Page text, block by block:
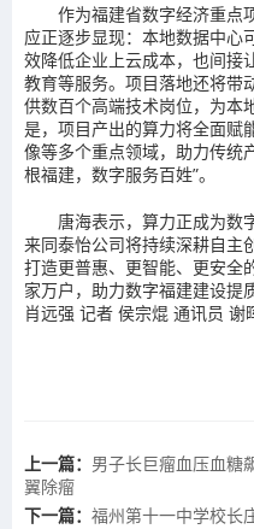
作为福建省数字经济重点
应正逐步显现：本地数据中心
效降低企业上云成本，也间接
教育等服务。项目落地还将带
供数百个高端技术岗位，为本
是，项目产出的算力将全面赋
像等多个重点领域，助力传统
根福建，数字服务百姓”。
唐海表示，算力正成为数
来同泰怡公司将持续深耕自主
打造更普惠、更智能、更安全
家万户，助力数字福建建设提
肖远强 记者 侯宗焜 通讯员
上一篇： 男子长巨瘤血压血糖
翼除瘤
下一篇： 福州第十一中学校长